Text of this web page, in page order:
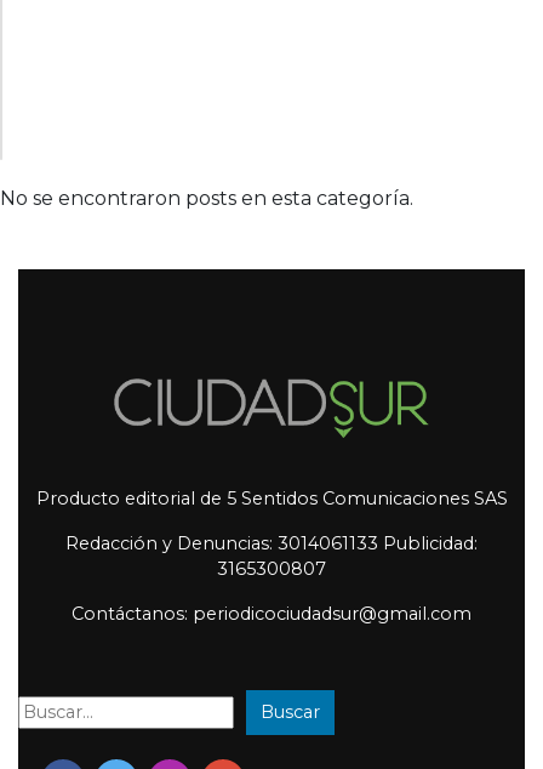
No se encontraron posts en esta categoría.
Producto editorial de 5 Sentidos Comunicaciones SAS
Redacción y Denuncias: 3014061133 Publicidad:
3165300807
Contáctanos: periodicociudadsur@gmail.com
Buscar: Buscar